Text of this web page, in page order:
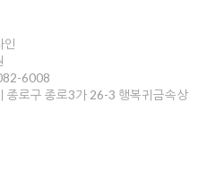
인
6008
종로구 종로3가 26-3 행복귀금속상